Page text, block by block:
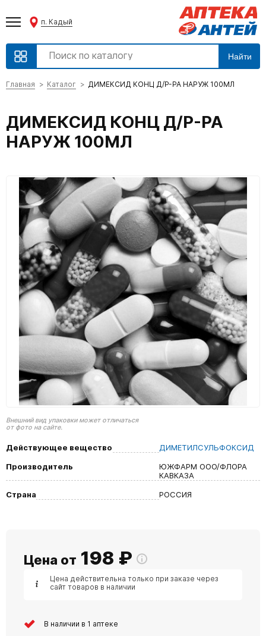
п. Кадый
Найти
Главная Каталог ДИМЕКСИД КОНЦ Д/Р-РА НАРУЖ 100МЛ
ДИМЕКСИД КОНЦ Д/Р-РА
НАРУЖ 100МЛ
Внешний вид упаковки может отличаться
от фото на сайте.
Действующее вещество
ДИМЕТИЛСУЛЬФОКСИД
Производитель
ЮЖФАРМ ООО/ФЛОРА
КАВКАЗА
Страна
РОССИЯ
Цена от 198 ₽
Цена действительна только при заказе через
сайт товаров в наличии
В наличии в 1 аптеке